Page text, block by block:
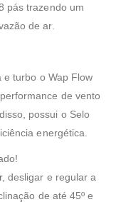
pás trazendo um
de ar.
e turbo o Wap Flow
de vento
possui o Selo
energética.
desligar e regular a
de até 45º e